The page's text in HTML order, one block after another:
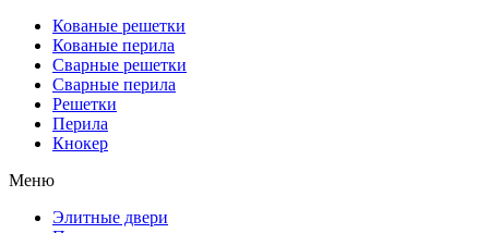
Кованые решетки
Кованые перила
Сварные решетки
Сварные перила
Решетки
Перила
Кнокер
Меню
Элитные двери